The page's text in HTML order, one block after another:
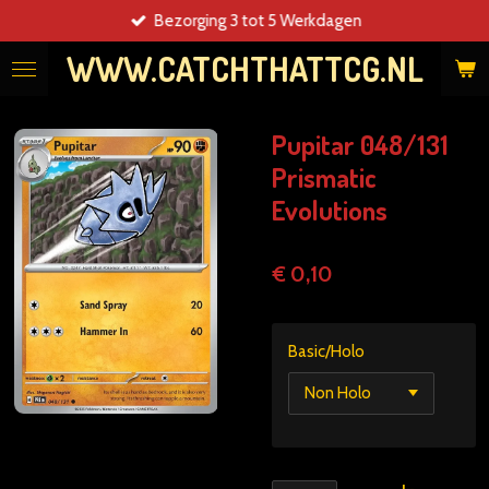
direct
naar
WWW.CATCHTHATTCG.NL
Bezorging 3 tot 5 Werkdagen
Pupitar 048/131
Prismatic
Evolutions
€ 0,10
Basic/Holo